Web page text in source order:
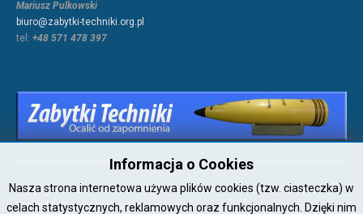
Informacja o Cookies
Nasza strona internetowa używa plików cookies (tzw. ciasteczka) w
celach statystycznych, reklamowych oraz funkcjonalnych. Dzięki nim
Mariusz Pulkowski
biuro@zabytki-techniki.org.pl
tel: +48 571 478 397
Copyright © 2026 Joomla!. All Rights Reserved. Powered byZabytki-
Techniki- Designed by JoomlArt.com.